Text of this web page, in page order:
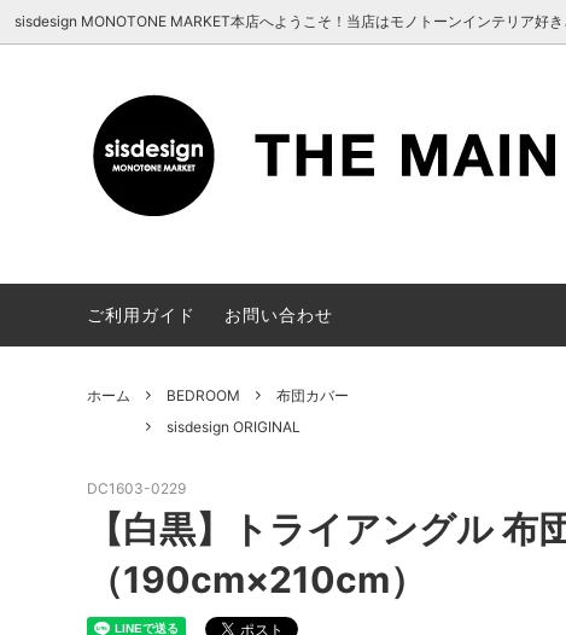
sisdesign MONOTONE MARKET本店へようこそ！当店はモノトーンインテリア好
BATH /
STATIONERY
sisdesign ORIGINAL Meraki
HELLO！(sisdesign MONOTONE
MARKET にようこそ）
商品確認
ご利用ガイド お問い合わせ
ホーム BEDROOM
布団カバー
sisdesign ORIGINAL
DC1603-0229
【白黒】トライアングル 布
（190cm×210cm）